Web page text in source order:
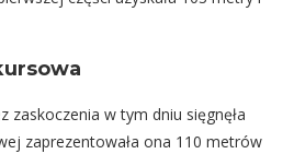
zaskoczenia w tym dniu sięgnęła
zaprezentowała ona 110 metrów